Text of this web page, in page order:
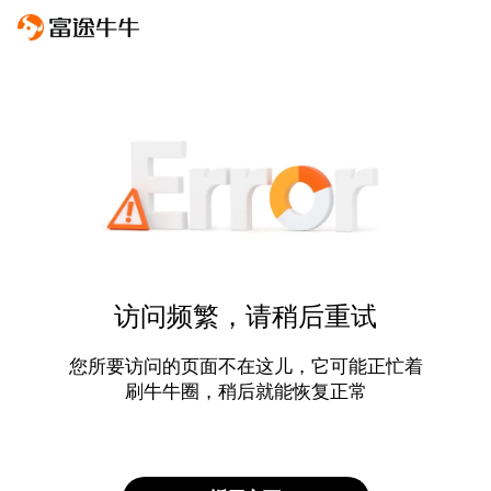
访问频繁，请稍后重试
您所要访问的页面不在这儿，它可能正忙着
刷牛牛圈，稍后就能恢复正常